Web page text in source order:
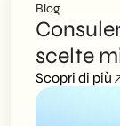
Blog
scelte
Scopri di più